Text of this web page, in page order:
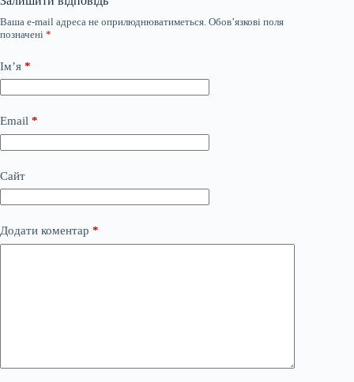
Ваша e-mail адреса не оприлюднюватиметься. Обов’язкові поля
позначені *
Ім’я *
Email *
Сайт
Додати коментар *